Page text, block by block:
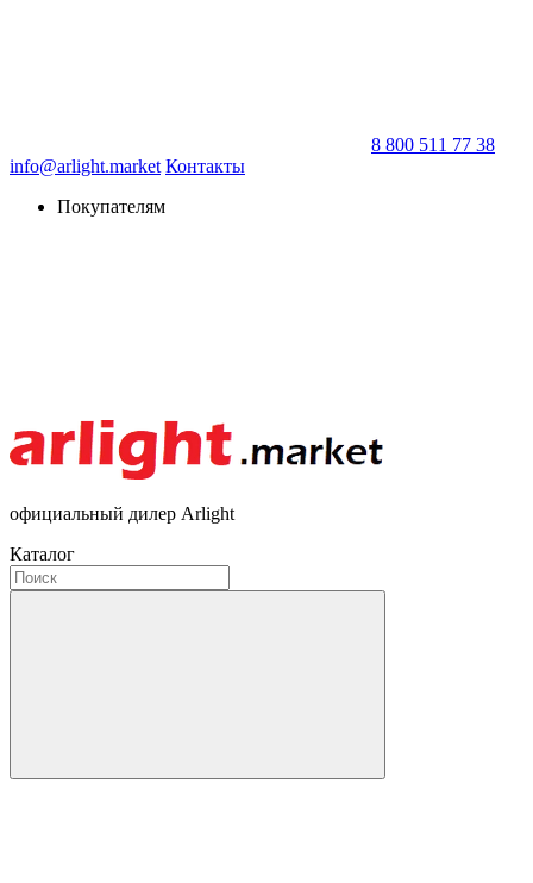
8 800 511 77 38
info@arlight.market Контакты
Покупателям
официальный дилер Arlight
Каталог